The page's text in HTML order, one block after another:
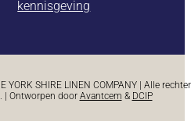
kennisgeving
YORK SHIRE LINEN COMPANY | Alle
| Ontworpen door Avantcem & DCIP